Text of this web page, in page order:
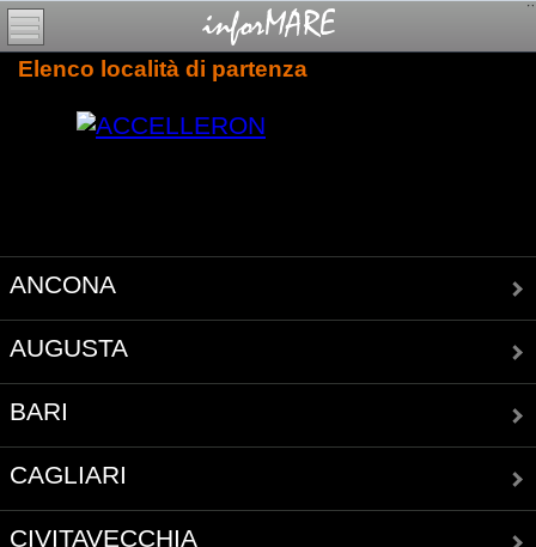
Elenco località di partenza
ANCONA
AUGUSTA
BARI
CAGLIARI
CIVITAVECCHIA